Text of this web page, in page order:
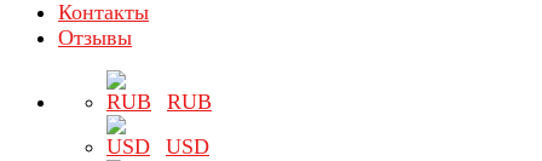
Контакты
Отзывы
RUB
USD